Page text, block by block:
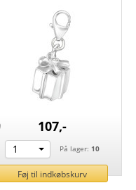
107,-
1 På lager: 10
Føj til indkøbskurv